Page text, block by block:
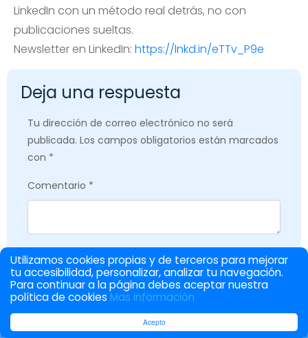
Acepto
Utilizamos cookies propias y de terceros para mejorar
tu accesibilidad, personalizar, analizar tu navegación.
Para continuar a la página debes aceptar nuestra
política de cookies Mas información
LinkedIn con un método real detrás, no con
publicaciones sueltas.
Newsletter en LinkedIn: https://lnkd.in/eTTv_P9e
Deja una respuesta
Tu dirección de correo electrónico no será
publicada. Los campos obligatorios están marcados
con *
Comentario *
Correo electrónico*